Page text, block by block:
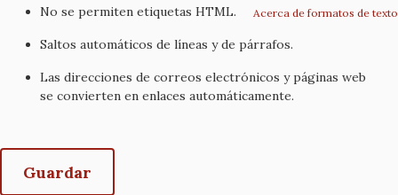
Acerca de formatos de texto
No se permiten etiquetas HTML.
Saltos automáticos de líneas y de párrafos.
Las direcciones de correos electrónicos y páginas web
se convierten en enlaces automáticamente.